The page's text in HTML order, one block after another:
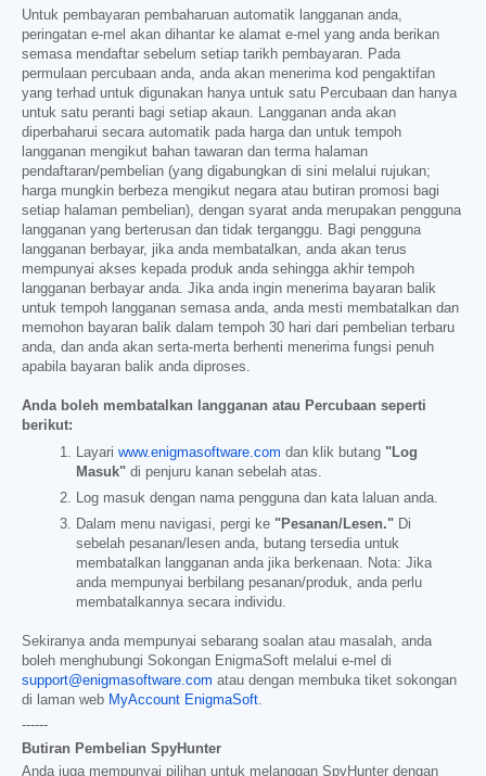
Untuk pembayaran pembaharuan automatik langganan anda,
peringatan e-mel akan dihantar ke alamat e-mel yang anda berikan
semasa mendaftar sebelum setiap tarikh pembayaran. Pada
permulaan percubaan anda, anda akan menerima kod pengaktifan
yang terhad untuk digunakan hanya untuk satu Percubaan dan hanya
untuk satu peranti bagi setiap akaun. Langganan anda akan
diperbaharui secara automatik pada harga dan untuk tempoh
langganan mengikut bahan tawaran dan terma halaman
pendaftaran/pembelian (yang digabungkan di sini melalui rujukan;
harga mungkin berbeza mengikut negara atau butiran promosi bagi
setiap halaman pembelian), dengan syarat anda merupakan pengguna
langganan yang berterusan dan tidak terganggu. Bagi pengguna
langganan berbayar, jika anda membatalkan, anda akan terus
mempunyai akses kepada produk anda sehingga akhir tempoh
langganan berbayar anda. Jika anda ingin menerima bayaran balik
untuk tempoh langganan semasa anda, anda mesti membatalkan dan
memohon bayaran balik dalam tempoh 30 hari dari pembelian terbaru
anda, dan anda akan serta-merta berhenti menerima fungsi penuh
apabila bayaran balik anda diproses.
Anda boleh membatalkan langganan atau Percubaan seperti
berikut:
Layari www.enigmasoftware.com dan klik butang "Log
Masuk" di penjuru kanan sebelah atas.
Log masuk dengan nama pengguna dan kata laluan anda.
Dalam menu navigasi, pergi ke "Pesanan/Lesen." Di
sebelah pesanan/lesen anda, butang tersedia untuk
membatalkan langganan anda jika berkenaan. Nota: Jika
anda mempunyai berbilang pesanan/produk, anda perlu
membatalkannya secara individu.
Sekiranya anda mempunyai sebarang soalan atau masalah, anda
boleh menghubungi Sokongan EnigmaSoft melalui e-mel di
support@enigmasoftware.com atau dengan membuka tiket sokongan
di laman web MyAccount EnigmaSoft.
------
Butiran Pembelian SpyHunter
Anda juga mempunyai pilihan untuk melanggan SpyHunter dengan